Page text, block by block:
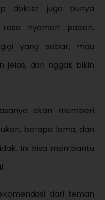
dokter juga punya
nyaman pasien.
yang sabar, mau
jelas, dan nggak bikin
akan memberi
berapa lama, dan
Ini bisa membantu
dari teman